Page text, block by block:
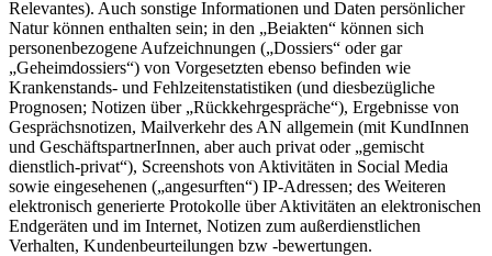
Relevantes). Auch sonstige Informationen und Daten persönlicher
Natur können enthalten sein; in den „Beiakten“ können sich
personenbezogene Aufzeichnungen („Dossiers“ oder gar
„Geheimdossiers“) von Vorgesetzten ebenso befinden wie
Krankenstands- und Fehlzeitenstatistiken (und diesbezügliche
Prognosen; Notizen über „Rückkehrgespräche“), Ergebnisse von
Gesprächsnotizen, Mailverkehr des AN allgemein (mit KundInnen
und GeschäftspartnerInnen, aber auch privat oder „gemischt
dienstlich-privat“), Screenshots von Aktivitäten in Social Media
sowie eingesehenen („angesurften“) IP-Adressen; des Weiteren
elektronisch generierte Protokolle über Aktivitäten an elektronischen
Endgeräten und im Internet, Notizen zum außerdienstlichen
Verhalten, Kundenbeurteilungen bzw -bewertungen.